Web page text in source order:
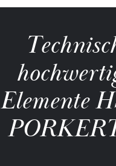
Elemente